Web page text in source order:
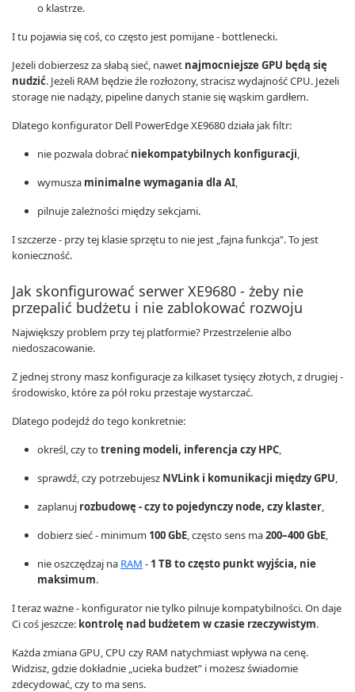
o klastrze.
I tu pojawia się coś, co często jest pomijane - bottlenecki.
Jeżeli dobierzesz za słabą sieć, nawet najmocniejsze GPU będą się
nudzić. Jeżeli RAM będzie źle rozłożony, stracisz wydajność CPU. Jeżeli
storage nie nadąży, pipeline danych stanie się wąskim gardłem.
Dlatego konfigurator Dell PowerEdge XE9680 działa jak filtr:
nie pozwala dobrać niekompatybilnych konfiguracji,
wymusza minimalne wymagania dla AI,
pilnuje zależności między sekcjami.
I szczerze - przy tej klasie sprzętu to nie jest „fajna funkcja”. To jest
konieczność.
Jak skonfigurować serwer XE9680 - żeby nie
przepalić budżetu i nie zablokować rozwoju
Największy problem przy tej platformie? Przestrzelenie albo
niedoszacowanie.
Z jednej strony masz konfiguracje za kilkaset tysięcy złotych, z drugiej -
środowisko, które za pół roku przestaje wystarczać.
Dlatego podejdź do tego konkretnie:
określ, czy totrening modeli, inferencja czy HPC,
sprawdź, czy potrzebujesz NVLink i komunikacji między GPU,
zaplanuj rozbudowę - czy to pojedynczy node, czy klaster,
dobierz sieć - minimum 100 GbE, często sens ma200–400 GbE,
nie oszczędzaj na RAM - 1 TB to często punkt wyjścia, nie
maksimum.
I teraz ważne - konfigurator nie tylko pilnuje kompatybilności. On daje
Ci coś jeszcze: kontrolę nad budżetem w czasie rzeczywistym.
Każda zmiana GPU, CPU czy RAM natychmiast wpływa na cenę.
Widzisz, gdzie dokładnie „ucieka budżet” i możesz świadomie
zdecydować, czy to ma sens.